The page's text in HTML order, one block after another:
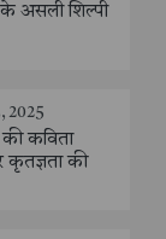
के असली शिल्पी
2025
कविता
कृतज्ञता की